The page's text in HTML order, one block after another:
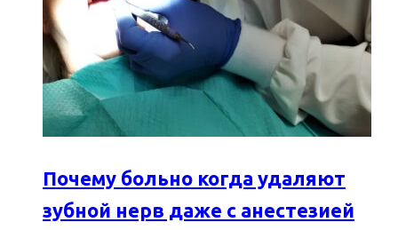
Почему больно когда удаляют
зубной нерв даже с анестезией